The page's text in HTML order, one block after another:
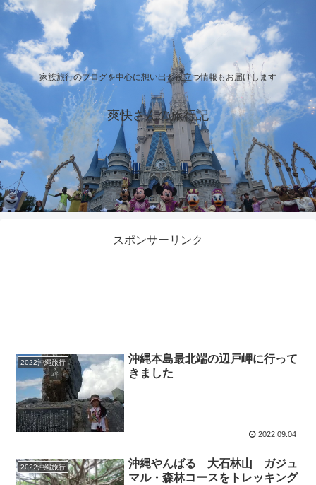
家族旅行のブログを中心に想い出と役立つ情報もお届けします
爽快さんの旅行記
スポンサーリンク
2022沖縄旅行
沖縄本島最北端の辺戸岬に行って
きました
2022.09.04
2022沖縄旅行
沖縄やんばる 大石林山 ガジュ
マル・森林コースをトレッキング